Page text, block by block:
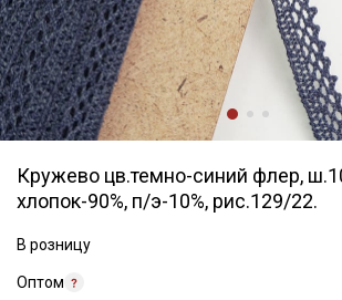
Кружево цв.темно-синий флер,
хлопок-90%, п/э-10%, рис.129/22.
В розницу
Оптом